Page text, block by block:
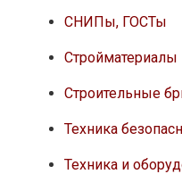
СНИПы, ГОСТы
Стройматериалы
Строительные
Техника
Техника и